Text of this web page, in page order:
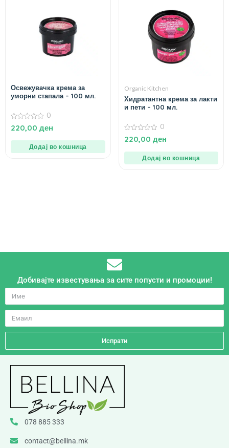
Освежувачка крема за
уморни стапала – 100 мл.
0
од
0
220,00 ден
Додај во кошница
Organic Kitchen
Хидратантна крема за лакти
и пети – 100 мл.
0
од
0
220,00 ден
Додај во кошница
Добивајте известувања за сите попусти и промоции!
Испрати
078 885 333
contact@bellina.mk